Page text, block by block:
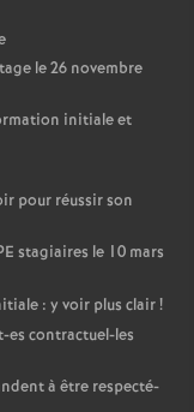
le 26 novembre
initiale et
pour réussir son
stagiaires le 10 mars
: y voir plus clair!
es contractuel-les
à être respecté-